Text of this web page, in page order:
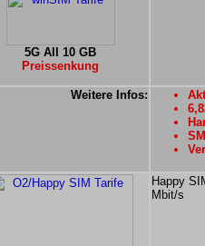
5G All 10 GB
Preissenkung
Weitere Infos:
Happy
Mbit/s